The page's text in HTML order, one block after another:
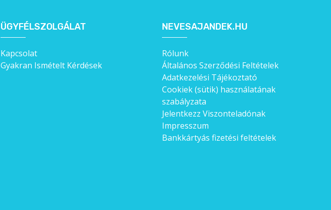
ÜGYFÉLSZOLGÁLAT
Kapcsolat
Gyakran Ismételt Kérdések
NEVESAJANDEK.HU
Rólunk
Általános Szerződési Feltételek
Adatkezelési Tájékoztató
Cookiek (sütik) használatának
szabályzata
Jelentkezz Viszonteladónak
Impresszum
Bankkártyás fizetési feltételek